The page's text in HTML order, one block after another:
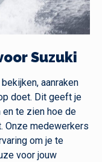
Suzuki
aanraken
doet. Dit geeft je
te zien hoe de
Onze medewerkers
om je te
voor jouw